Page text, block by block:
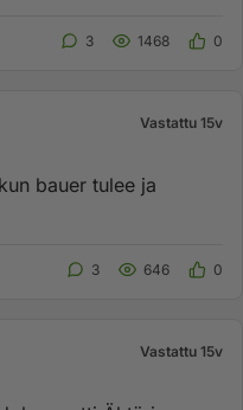
3 1468 0
Vastattu 15v
bauer tulee ja
3 646 0
Vastattu 15v